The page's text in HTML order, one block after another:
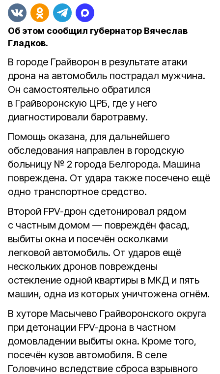
Об этом сообщил губернатор Вячеслав
Гладков.
В городе Грайворон в результате атаки
дрона на автомобиль пострадал мужчина.
Он самостоятельно обратился
в Грайворонскую ЦРБ, где у него
диагностировали баротравму.
Помощь оказана, для дальнейшего
обследования направлен в городскую
больницу № 2 города Белгорода. Машина
повреждена. От удара также посечено ещё
одно транспортное средство.
Второй FPV-дрон сдетонировал рядом
с частным домом — повреждён фасад,
выбиты окна и посечён осколками
легковой автомобиль. От ударов ещё
нескольких дронов повреждены
остекление одной квартиры в МКД и пять
машин, одна из которых уничтожена огнём.
В хуторе Масычево Грайворонского округа
при детонации FPV-дрона в частном
домовладении выбиты окна. Кроме того,
посечён кузов автомобиля. В селе
Головчино вследствие сброса взрывного